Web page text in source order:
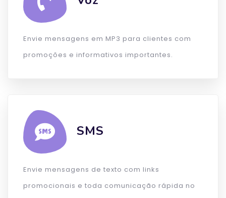
Envie mensagens em MP3 para clientes com
promoções e informativos importantes.
SMS
Envie mensagens de texto com links
promocionais e toda comunicação rápida no